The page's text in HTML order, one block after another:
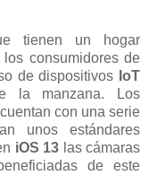
tienen un hogar
consumidores de
de dispositivos IoT
la manzana. Los
con una serie
unos estándares
iOS 13 las cámaras
de este